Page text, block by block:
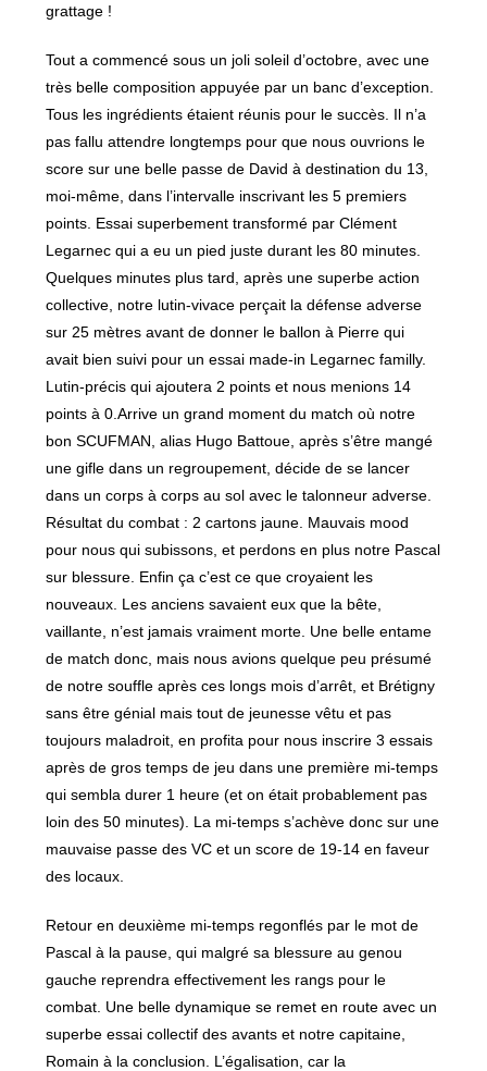
grattage !
Tout a commencé sous un joli soleil d’octobre, avec une
très belle composition appuyée par un banc d’exception.
Tous les ingrédients étaient réunis pour le succès. Il n’a
pas fallu attendre longtemps pour que nous ouvrions le
score sur une belle passe de David à destination du 13,
moi-même, dans l’intervalle inscrivant les 5 premiers
points. Essai superbement transformé par Clément
Legarnec qui a eu un pied juste durant les 80 minutes.
Quelques minutes plus tard, après une superbe action
collective, notre lutin-vivace perçait la défense adverse
sur 25 mètres avant de donner le ballon à Pierre qui
avait bien suivi pour un essai made-in Legarnec familly.
Lutin-précis qui ajoutera 2 points et nous menions 14
points à 0.Arrive un grand moment du match où notre
bon SCUFMAN, alias Hugo Battoue, après s’être mangé
une gifle dans un regroupement, décide de se lancer
dans un corps à corps au sol avec le talonneur adverse.
Résultat du combat : 2 cartons jaune. Mauvais mood
pour nous qui subissons, et perdons en plus notre Pascal
sur blessure. Enfin ça c’est ce que croyaient les
nouveaux. Les anciens savaient eux que la bête,
vaillante, n’est jamais vraiment morte. Une belle entame
de match donc, mais nous avions quelque peu présumé
de notre souffle après ces longs mois d’arrêt, et Brétigny
sans être génial mais tout de jeunesse vêtu et pas
toujours maladroit, en profita pour nous inscrire 3 essais
après de gros temps de jeu dans une première mi-temps
qui sembla durer 1 heure (et on était probablement pas
loin des 50 minutes). La mi-temps s’achève donc sur une
mauvaise passe des VC et un score de 19-14 en faveur
des locaux.
Retour en deuxième mi-temps regonflés par le mot de
Pascal à la pause, qui malgré sa blessure au genou
gauche reprendra effectivement les rangs pour le
combat. Une belle dynamique se remet en route avec un
superbe essai collectif des avants et notre capitaine,
Romain à la conclusion. L’égalisation, car la